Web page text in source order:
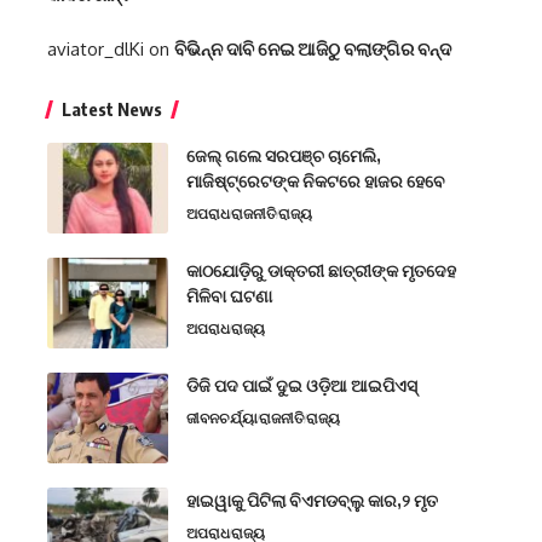
aviator_dlKi on ବିଭିନ୍ନ ଦାବି ନେଇ ଆଜିଠୁ ବଲାଙ୍ଗିର ବନ୍ଦ
Latest News
ଜେଲ୍ ଗଲେ ସରପଞ୍ଚ ଚାମେଲି,
ମାଜିଷ୍ଟ୍ରେଟଙ୍କ ନିକଟରେ ହାଜର ହେବେ
ଅପରାଧରାଜନୀତିରାଜ୍ୟ
କାଠଯୋଡ଼ିରୁ ଡାକ୍ତରୀ ଛାତ୍ରୀଙ୍କ ମୃତଦେହ
ମିଳିବା ଘଟଣା
ଅପରାଧରାଜ୍ୟ
ଡିଜି ପଦ ପାଇଁ ଦୁଇ ଓଡ଼ିଆ ଆଇପିଏସ୍
ଜୀବନଚର୍ଯ୍ୟାରାଜନୀତିରାଜ୍ୟ
ହାଇୱାକୁ ପିଟିଲା ବିଏମଡବ୍ଲୁ କାର,୨ ମୃତ
ଅପରାଧରାଜ୍ୟ